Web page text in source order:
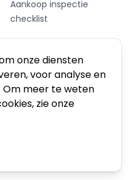
onze diensten
voor analyse en
Om meer te weten
zie onze
Aankoop inspectie
checklist
Private Leasen,
Financieren of Kopen?
rechten voorbehouden.